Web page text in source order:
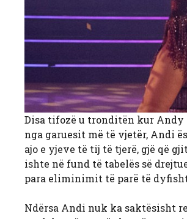
Disa tifozë u tronditën kur Andy
nga garuesit më të vjetër, Andi
ajo e yjeve të tij të tjerë, gjë që
ishte në fund të tabelës së
para eliminimit të parë të
Ndërsa Andi nuk ka saktësisht